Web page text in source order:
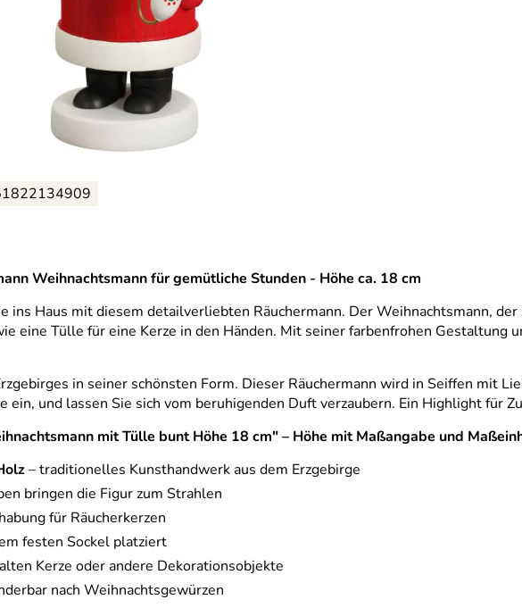
Weihnachtsmann für gemütliche Stunden - Höhe ca. 18 cm
ins Haus mit diesem detailverliebten Räuchermann. Der Weihnachtsmann,
eine Tülle für eine Kerze in den Händen. Mit seiner farbenfrohen Gestaltung
in seiner schönsten Form. Dieser Räuchermann wird in Seiffen mit
ein, und lassen Sie sich vom beruhigenden Duft verzaubern. Ein Highlight für
mit Tülle bunt Höhe 18 cm" – Höhe mit Maßangabe und
– traditionelles Kunsthandwerk aus dem Erzgebirge
bringen die Figur zum Strahlen
für Räucherkerzen
festen Sockel platziert
Kerze oder andere Dekorationsobjekte
nach Weihnachtsgewürzen